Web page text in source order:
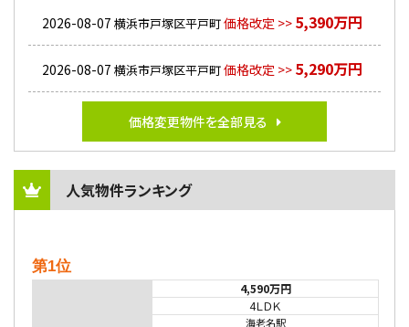
2026-08-07 横浜市戸塚区平戸町価格改定 >> 5,390万円
2026-08-07 横浜市戸塚区平戸町価格改定 >> 5,290万円
価格変更物件を全部見る
人気物件ランキング
第1位
4,590万円
4ＬＤＫ
海老名駅